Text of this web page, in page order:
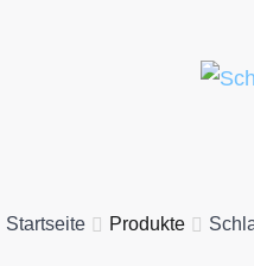
Startseite Produkte